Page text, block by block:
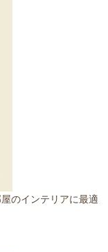
のインテリアに最適